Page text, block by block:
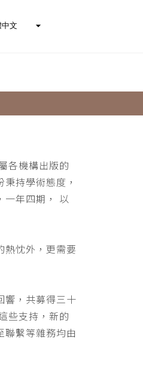
各機構出版的
持學術態度，
一年四期， 以
熱忱外，更需要
響，共募得三十
些支持，新的
聯繫等雜務均由